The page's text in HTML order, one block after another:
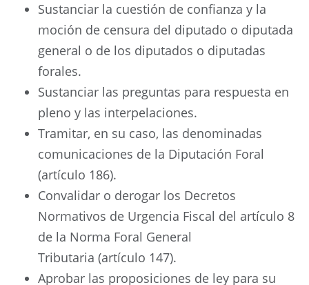
Sustanciar la cuestión de confianza y la
moción de censura del diputado o diputada
general o de los diputados o diputadas
forales.
Sustanciar las preguntas para respuesta en
pleno y las interpelaciones.
Tramitar, en su caso, las denominadas
comunicaciones de la Diputación Foral
(artículo 186).
Convalidar o derogar los Decretos
Normativos de Urgencia Fiscal del artículo 8
de la Norma Foral General
Tributaria (artículo 147).
Aprobar las proposiciones de ley para su